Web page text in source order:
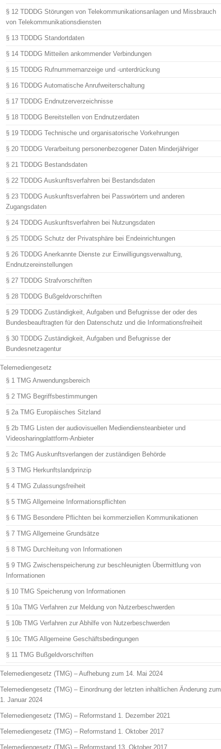
§ 12 TDDDG Störungen von Telekommunikationsanlagen und Missbrauch
von Telekommunikationsdiensten
§ 13 TDDDG Standortdaten
§ 14 TDDDG Mitteilen ankommender Verbindungen
§ 15 TDDDG Rufnummernanzeige und -unterdrückung
§ 16 TDDDG Automatische Anrufweiterschaltung
§ 17 TDDDG Endnutzerverzeichnisse
§ 18 TDDDG Bereitstellen von Endnutzerdaten
§ 19 TDDDG Technische und organisatorische Vorkehrungen
§ 20 TDDDG Verarbeitung personenbezogener Daten Minderjähriger
§ 21 TDDDG Bestandsdaten
§ 22 TDDDG Auskunftsverfahren bei Bestandsdaten
§ 23 TDDDG Auskunftsverfahren bei Passwörtern und anderen
Zugangsdaten
§ 24 TDDDG Auskunftsverfahren bei Nutzungsdaten
§ 25 TDDDG Schutz der Privatsphäre bei Endeinrichtungen
§ 26 TDDDG Anerkannte Dienste zur Einwilligungsverwaltung,
Endnutzereinstellungen
§ 27 TDDDG Strafvorschriften
§ 28 TDDDG Bußgeldvorschriften
§ 29 TDDDG Zuständigkeit, Aufgaben und Befugnisse der oder des
Bundesbeauftragten für den Datenschutz und die Informationsfreiheit
§ 30 TDDDG Zuständigkeit, Aufgaben und Befugnisse der
Bundesnetzagentur
Telemediengesetz
§ 1 TMG Anwendungsbereich
§ 2 TMG Begriffsbestimmungen
§ 2a TMG Europäisches Sitzland
§ 2b TMG Listen der audiovisuellen Mediendiensteanbieter und
Videosharingplattform-Anbieter
§ 2c TMG Auskunftsverlangen der zuständigen Behörde
§ 3 TMG Herkunftslandprinzip
§ 4 TMG Zulassungsfreiheit
§ 5 TMG Allgemeine Informationspflichten
§ 6 TMG Besondere Pflichten bei kommerziellen Kommunikationen
§ 7 TMG Allgemeine Grundsätze
§ 8 TMG Durchleitung von Informationen
§ 9 TMG Zwischenspeicherung zur beschleunigten Übermittlung von
Informationen
§ 10 TMG Speicherung von Informationen
§ 10a TMG Verfahren zur Meldung von Nutzerbeschwerden
§ 10b TMG Verfahren zur Abhilfe von Nutzerbeschwerden
§ 10c TMG Allgemeine Geschäftsbedingungen
§ 11 TMG Bußgeldvorschriften
Telemediengesetz (TMG) – Aufhebung zum 14. Mai 2024
Telemediengesetz (TMG) – Einordnung der letzten inhaltlichen Änderung zum
1. Januar 2024
Telemediengesetz (TMG) – Reformstand 1. Dezember 2021
Telemediengesetz (TMG) – Reformstand 1. Oktober 2017
Telemediengesetz (TMG) – Reformstand 13. Oktober 2017